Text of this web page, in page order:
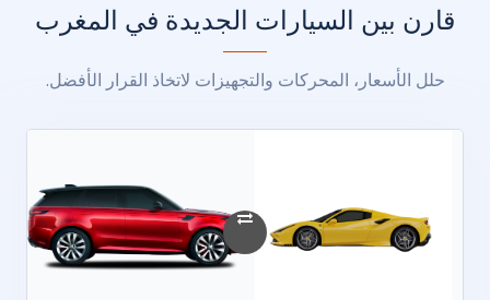
قارن بين السيارات الجديدة في المغرب
حلل الأسعار، المحركات والتجهيزات لاتخاذ القرار الأفضل.